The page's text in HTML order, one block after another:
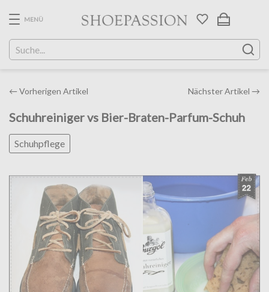
content
MENÜ
Post
← Vorherigen Artikel Nächster Artikel →
Schuhreiniger vs Bier-Braten-Parfum-Schuh
Schuhpflege